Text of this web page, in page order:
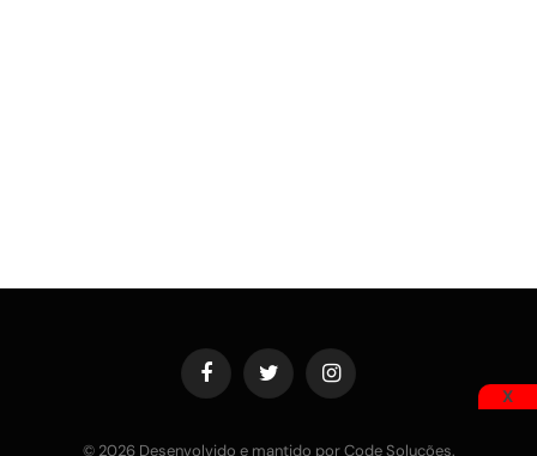
FacebookTwitter Instagram
© 2026 Desenvolvido e mantido por Code Soluções.
X